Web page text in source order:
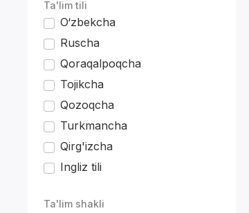
Ta'lim tili
O‘zbekcha
Ruscha
Qoraqalpoqcha
Tojikcha
Qozoqcha
Turkmancha
Qirg'izcha
Ingliz tili
Ta'lim shakli